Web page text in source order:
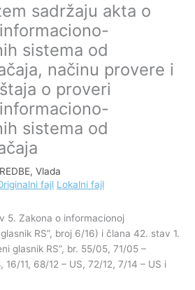
sadržaju akta o
sistema od
načinu provere i
o proveri
sistema od
, Vlada
fajl Lokalni fajl
5. Zakona o informacionoj
RS”, broj 6/16) i člana 42. stav 1.
glasnik RS”, br. 55/05, 71/05 –
11, 68/12 – US, 72/12, 7/14 – US i